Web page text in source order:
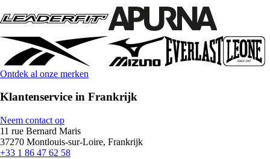
Ontdek al onze merken
Klantenservice in Frankrijk
Neem contact op
11 rue Bernard Maris
37270 Montlouis-sur-Loire, Frankrijk
+33 1 86 47 62 58